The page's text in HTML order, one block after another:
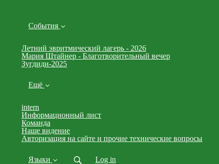
События
Летний эвритмический лагерь - 2026
Мария Штайнер - Благотворительный вечер
Зугдиди-2025
Ещё
intern
Информационный лист
Команда
Наше видение
Авторизация на сайте и прочие технические вопросы
Языки Log in